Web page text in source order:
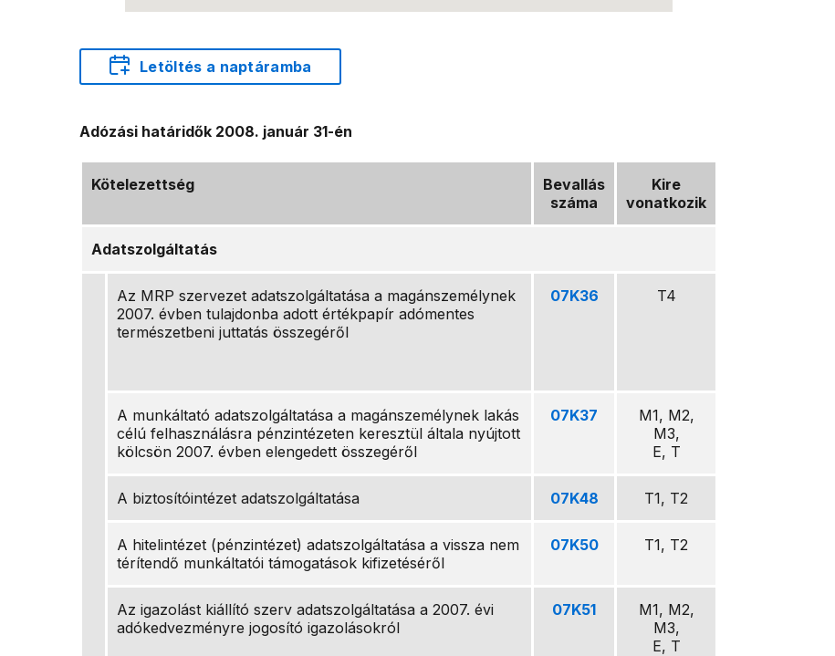
Letöltés a naptáramba
Adózási határidők 2008. január 31-én
Kötelezettség
Bevallás
száma
Kire
vonatkozik
Adatszolgáltatás
Az MRP szervezet adatszolgáltatása a magánszemélynek
2007. évben tulajdonba adott értékpapír adómentes
természetbeni juttatás összegéről
07K36 T4
A munkáltató adatszolgáltatása a magánszemélynek lakás
célú felhasználásra pénzintézeten keresztül általa nyújtott
kölcsön 2007. évben elengedett összegéről
07K37
M1, M2,
M3,
E, T
A biztosítóintézet adatszolgáltatása 07K48 T1, T2
A hitelintézet (pénzintézet) adatszolgáltatása a vissza nem
térítendő munkáltatói támogatások kifizetéséről
07K50 T1, T2
Az igazolást kiállító szerv adatszolgáltatása a 2007. évi
adókedvezményre jogosító igazolásokról
07K51
M1, M2,
M3,
E, T